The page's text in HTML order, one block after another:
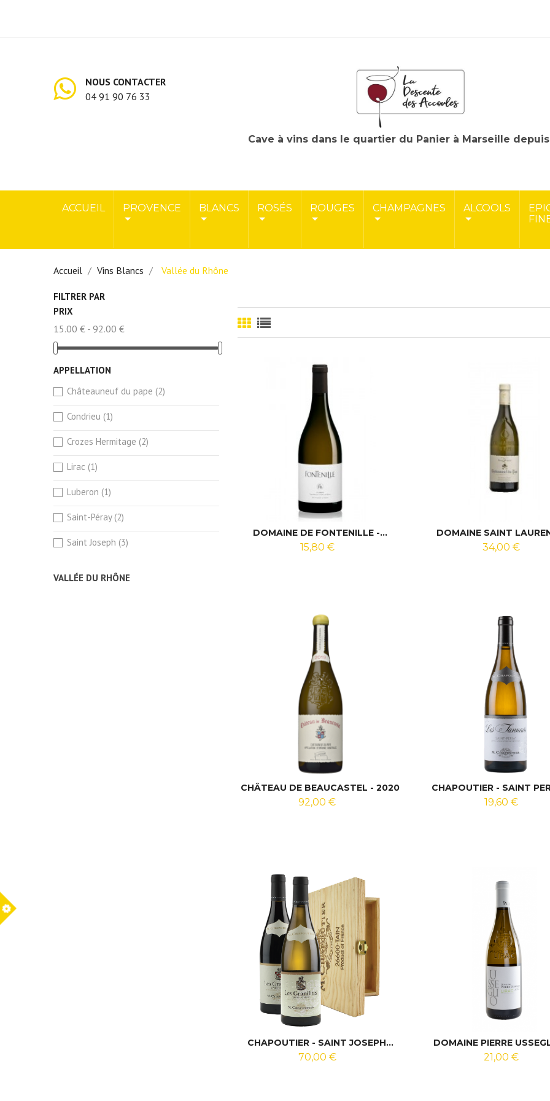
NOUS CONTACTER
04 91 90 76 33
Cave à vins dans le quartier du Panier à Marseille depuis
ACCUEIL PROVENCE BLANCS ROSÉS ROUGES CHAMPAGNES ALCOOLS
Accueil Vins Blancs Vallée du Rhône
FILTRER PAR
PRIX
15.00 € - 92.00 €
APPELLATION
Châteauneuf du pape (2)
Condrieu (1)
Crozes Hermitage (2)
Lirac (1)
Luberon (1)
Saint-Péray (2)
Saint Joseph (3)
VALLÉE DU RHÔNE
DOMAINE DE FONTENILLE -...
15,80 €
DOMAINE SAINT
34,00 €
CHÂTEAU DE BEAUCASTEL - 2020
92,00 €
CHAPOUTIER - SAINT
19,60 €
CHAPOUTIER - SAINT JOSEPH...
70,00 €
DOMAINE PIERRE
21,00 €